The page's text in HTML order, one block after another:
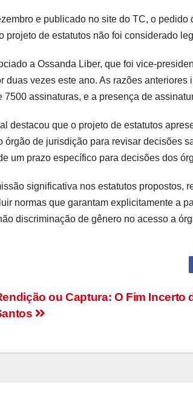
e publicado no site do TC, o pedido
projeto de estatutos não foi considerado
a Ossanda Liber, que foi vice-
vezes este ano. As razões
assinaturas, e a presença de
destacou que o projeto de estatutos
de jurisdição para revisar decisões
um prazo específico para decisões dos
significativa nos estatutos propostos,
normas que garantam explicitamente a
discriminação de gênero no acesso a
ou Captura: O Fim Incerto